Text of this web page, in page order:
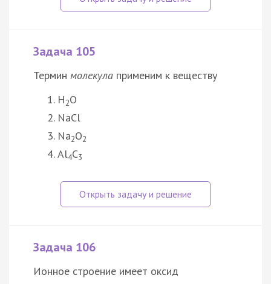
Задача 105
Термин молекула применим к веществу
H2O
NaCl
Na2O2
Al4C3
Задача 106
Ионное строение имеет оксид